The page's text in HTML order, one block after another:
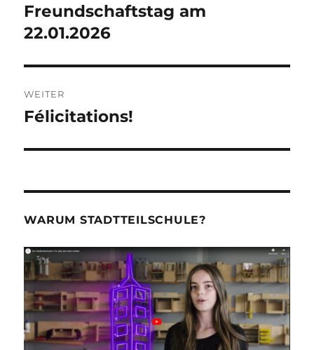
Beitrag:
Freundschaftstag am
22.01.2026
WEITER
Nächster
Félicitations!
WARUM STADTTEILSCHULE?